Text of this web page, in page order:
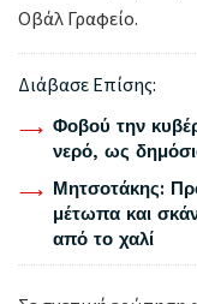
Οβάλ Γραφείο.
Διάβασε Επίσης:
Φοβού την
νερό, ως
Μητσοτάκης:
μέτωπα και
από το χαλί